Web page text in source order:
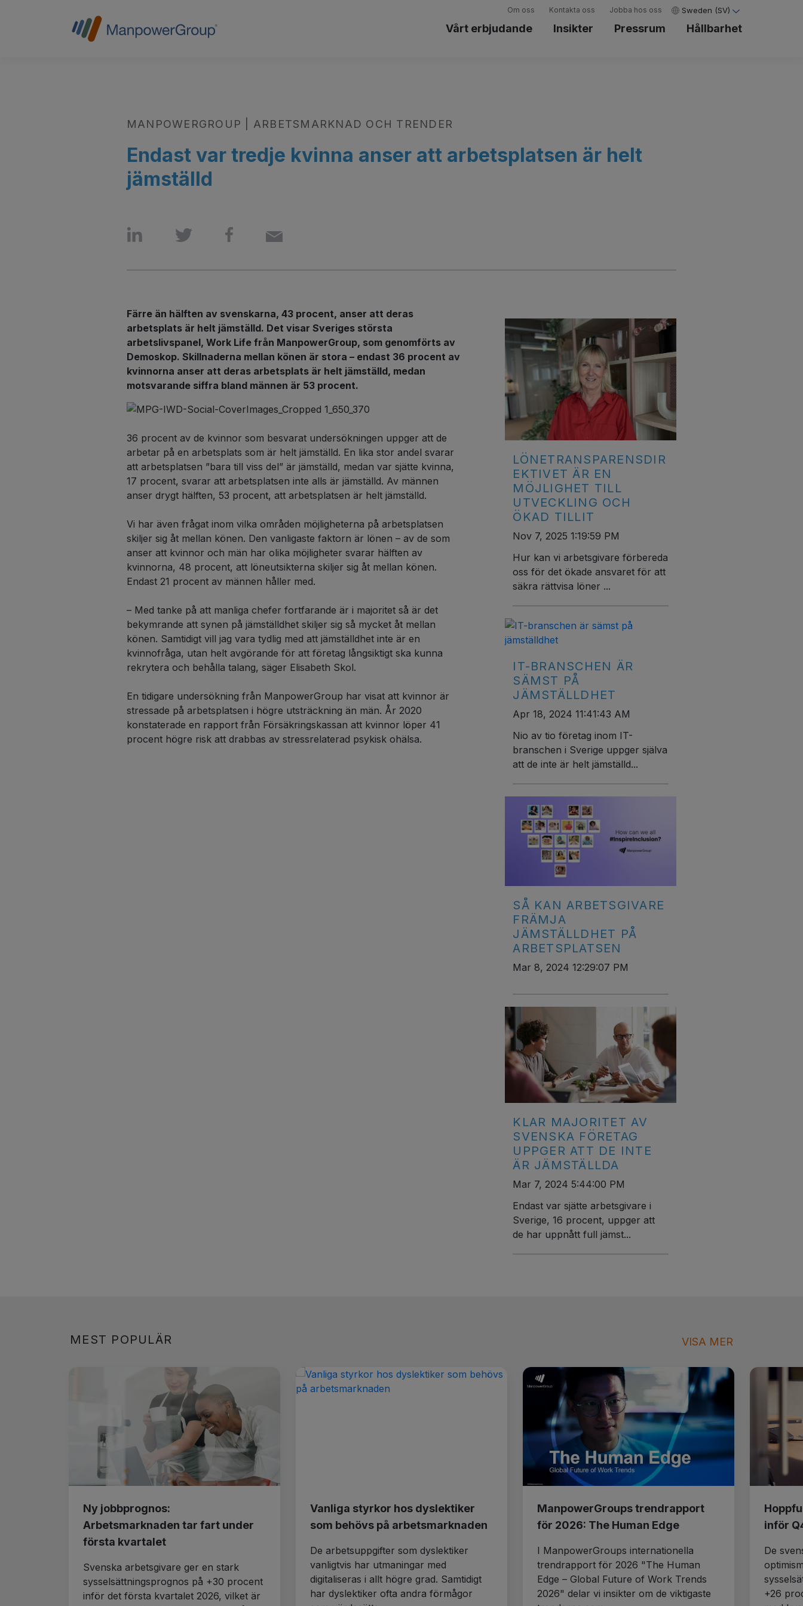
Om oss Kontakta oss Jobba hos oss Sweden (SV)
Vårt erbjudande Insikter Pressrum Hållbarhet
MANPOWERGROUP | ARBETSMARKNAD OCH TRENDER
Endast var tredje kvinna anser att arbetsplatsen är helt
jämställd
Färre än hälften av svenskarna, 43 procent, anser att deras
arbetsplats är helt jämställd. Det visar Sveriges största
arbetslivspanel, Work Life från ManpowerGroup, som genomförts av
Demoskop. Skillnaderna mellan könen är stora – endast 36 procent av
kvinnorna anser att deras arbetsplats är helt jämställd, medan
motsvarande siffra bland männen är 53 procent.
36 procent av de kvinnor som besvarat undersökningen uppger att de
arbetar på en arbetsplats som är helt jämställd. En lika stor andel svarar
att arbetsplatsen ”bara till viss del” är jämställd, medan var sjätte kvinna,
17 procent, svarar att arbetsplatsen inte alls är jämställd. Av männen
anser drygt hälften, 53 procent, att arbetsplatsen är helt jämställd.
Vi har även frågat inom vilka områden möjligheterna på arbetsplatsen
skiljer sig åt mellan könen. Den vanligaste faktorn är lönen – av de som
anser att kvinnor och män har olika möjligheter svarar hälften av
kvinnorna, 48 procent, att löneutsikterna skiljer sig åt mellan könen.
Endast 21 procent av männen håller med.
– Med tanke på att manliga chefer fortfarande är i majoritet så är det
bekymrande att synen på jämställdhet skiljer sig så mycket åt mellan
könen. Samtidigt vill jag vara tydlig med att jämställdhet inte är en
kvinnofråga, utan helt avgörande för att företag långsiktigt ska kunna
rekrytera och behålla talang, säger Elisabeth Skol.
En tidigare undersökning från ManpowerGroup har visat att kvinnor är
stressade på arbetsplatsen i högre utsträckning än män. År 2020
konstaterade en rapport från Försäkringskassan att kvinnor löper 41
procent högre risk att drabbas av stressrelaterad psykisk ohälsa.
LÖNETRANSPARENSDIR
EKTIVET ÄR EN
MÖJLIGHET TILL
UTVECKLING OCH
ÖKAD TILLIT
Nov 7, 2025 1:19:59 PM
Hur kan vi arbetsgivare förbereda
oss för det ökade ansvaret för att
säkra rättvisa löner ...
IT-BRANSCHEN ÄR
SÄMST PÅ
JÄMSTÄLLDHET
Apr 18, 2024 11:41:43 AM
Nio av tio företag inom IT-
branschen i Sverige uppger själva
att de inte är helt jämställd...
SÅ KAN ARBETSGIVARE
FRÄMJA
JÄMSTÄLLDHET PÅ
ARBETSPLATSEN
Mar 8, 2024 12:29:07 PM
KLAR MAJORITET AV
SVENSKA FÖRETAG
UPPGER ATT DE INTE
ÄR JÄMSTÄLLDA
Mar 7, 2024 5:44:00 PM
Endast var sjätte arbetsgivare i
Sverige, 16 procent, uppger att
de har uppnått full jämst...
MEST POPULÄR VISA MER
Ny jobbprognos:
Arbetsmarknaden tar fart under
första kvartalet
Svenska arbetsgivare ger en stark
sysselsättningsprognos på +30 procent
inför det första kvartalet 2026, vilket är
Vanliga styrkor hos dyslektiker
som behövs på arbetsmarknaden
De arbetsuppgifter som dyslektiker
vanligtvis har utmaningar med
digitaliseras i allt högre grad. Samtidigt
har dyslektiker ofta andra förmågor
ManpowerGroups trendrapport
för 2026: The Human Edge
I ManpowerGroups internationella
trendrapport för 2026 "The Human
Edge – Global Future of Work Trends
2026" delar vi insikter om de viktigaste
inför
De
+26